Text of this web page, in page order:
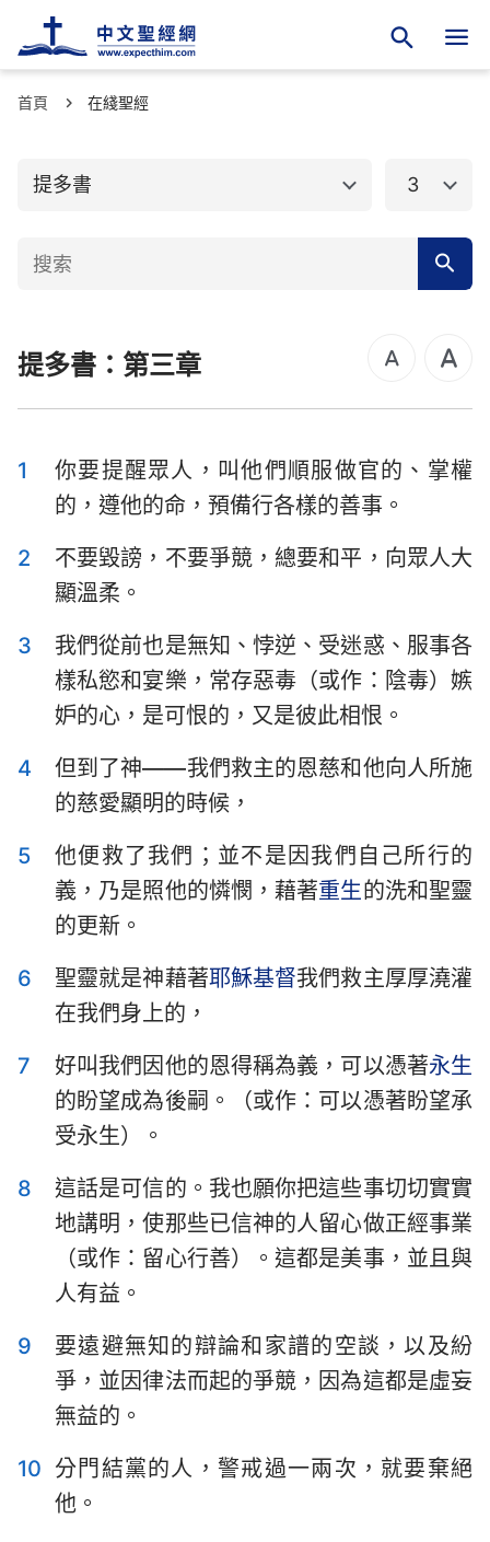
首頁 在綫聖經
提多書
舊約聖經
馬太福音
使徒行傳
加拉太書
帖撒羅尼迦前書 帖撒羅尼迦後書
提摩太前書 提摩太後書
提多書 腓利門書
彼得前書 彼得後書
約翰一書 約翰二書
約翰三書 猶大書
啟示錄
3
提多書：第三章
1
你要提醒眾人，叫他們順服做官的、掌權
的，遵他的命，預備行各樣的善事。
2
不要毀謗，不要爭競，總要和平，向眾人大
顯溫柔。
3
我們從前也是無知、悖逆、受迷惑、服事各
樣私慾和宴樂，常存惡毒（或作：陰毒）嫉
妒的心，是可恨的，又是彼此相恨。
4
但到了神——我們救主的恩慈和他向人所施
的慈愛顯明的時候，
5
他便救了我們；並不是因我們自己所行的
義，乃是照他的憐憫，藉著重生的洗和聖靈
的更新。
6
聖靈就是神藉著耶穌基督我們救主厚厚澆灌
在我們身上的，
7
好叫我們因他的恩得稱為義，可以憑著永生
的盼望成為後嗣。（或作：可以憑著盼望承
受永生）。
8
這話是可信的。我也願你把這些事切切實實
地講明，使那些已信神的人留心做正經事業
（或作：留心行善）。這都是美事，並且與
人有益。
9
要遠避無知的辯論和家譜的空談，以及紛
爭，並因律法而起的爭競，因為這都是虛妄
無益的。
10 分門結黨的人，警戒過一兩次，就要棄絕
他。